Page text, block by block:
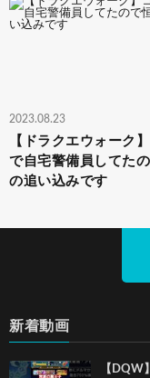
2023.08.23
【ドラクエウォーク
で自宅警備員してた
の追い込みです
新着動画
【DQW